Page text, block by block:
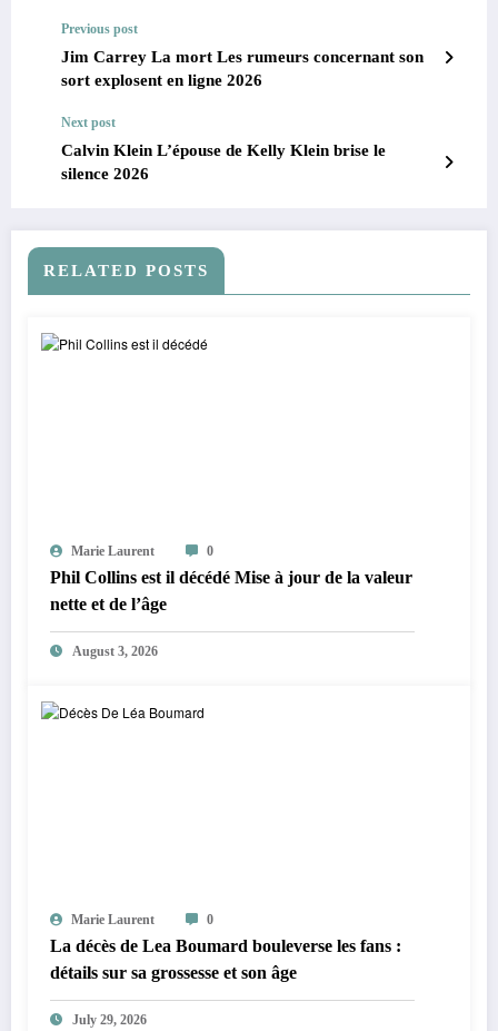
Previous post
Jim Carrey La mort Les rumeurs concernant son
sort explosent en ligne 2026
Next post
Calvin Klein L’épouse de Kelly Klein brise le
silence 2026
RELATED POSTS
Marie Laurent 0
Phil Collins est il décédé Mise à jour de la valeur
nette et de l’âge
August 3, 2026
Marie Laurent 0
La décès de Lea Boumard bouleverse les fans :
détails sur sa grossesse et son âge
July 29, 2026